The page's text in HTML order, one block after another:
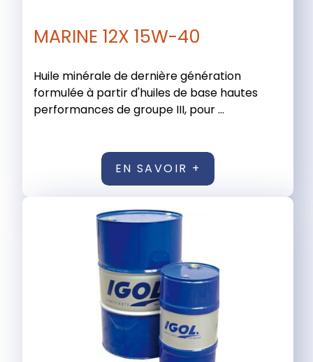
MARINE 12X 15W-40
Huile minérale de dernière génération
formulée à partir d'huiles de base hautes
performances de groupe III, pour ...
EN SAVOIR +